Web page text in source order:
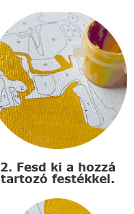
2. Fesd ki a hozzá
tartozó festékkel.